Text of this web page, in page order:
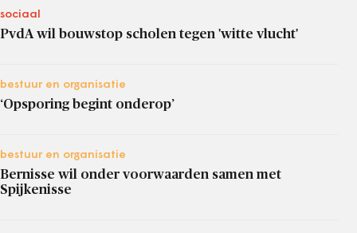
sociaal
PvdA wil bouwstop scholen tegen 'witte vlucht'
bestuur en organisatie
‘Opsporing begint onderop’
bestuur en organisatie
Bernisse wil onder voorwaarden samen met
Spijkenisse